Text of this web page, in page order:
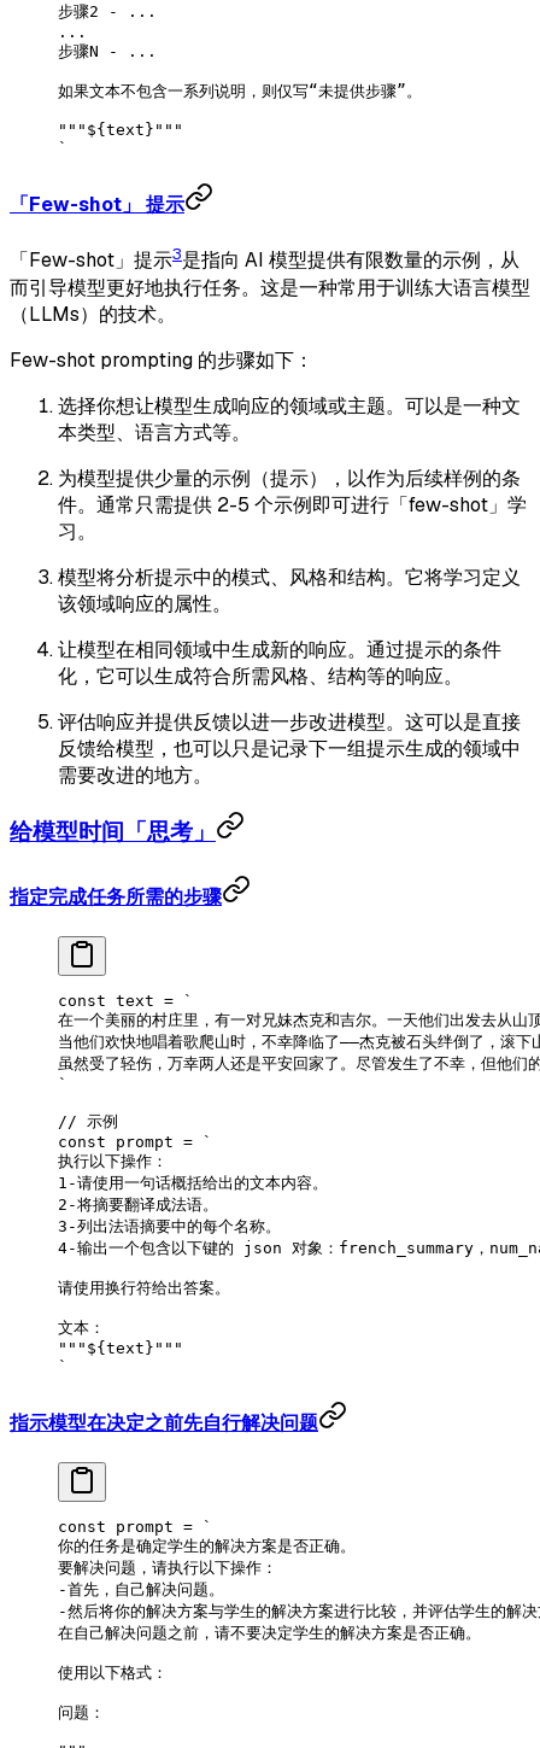
步骤2 - ...
...
步骤N - ...
如果文本不包含一系列说明，则仅写“未提供步骤”。
""" ${text} """
`
「Few-shot」 提示
「Few-shot」提示3是指向 AI 模型提供有限数量的示例，从
而引导模型更好地执行任务。这是一种常用于训练大语言模型
（LLMs）的技术。
Few-shot prompting 的步骤如下：
选择你想让模型生成响应的领域或主题。可以是一种文
本类型、语言方式等。
为模型提供少量的示例（提示），以作为后续样例的条
件。通常只需提供 2-5 个示例即可进行「few-shot」学
习。
模型将分析提示中的模式、风格和结构。它将学习定义
该领域响应的属性。
让模型在相同领域中生成新的响应。通过提示的条件
化，它可以生成符合所需风格、结构等的响应。
评估响应并提供反馈以进一步改进模型。这可以是直接
反馈给模型，也可以只是记录下一组提示生成的领域中
需要改进的地方。
给模型时间「思考」
指定完成任务所需的步骤
const text = `
在一个美丽的村庄里，有一对兄妹杰克和吉尔。一天他们出发去从山
当他们欢快地唱着歌爬山时，不幸降临了——杰克被石头绊倒了，滚
虽然受了轻伤，万幸两人还是平安回家了。尽管发生了不幸，但他
`
// 示例
const prompt = `
执行以下操作：
1-请使用一句话概括给出的文本内容。
2-将摘要翻译成法语。
3-列出法语摘要中的每个名称。
4-输出一个包含以下键的 json 对象：french_summary，
请使用换行符给出答案。
文本：
""" ${ text } """
`
指示模型在决定之前先自行解决问题
const prompt = `
你的任务是确定学生的解决方案是否正确。
要解决问题，请执行以下操作：
-首先，自己解决问题。
-然后将你的解决方案与学生的解决方案进行比较，并评估学生的解
在自己解决问题之前，请不要决定学生的解决方案是否正确。
使用以下格式：
问题：